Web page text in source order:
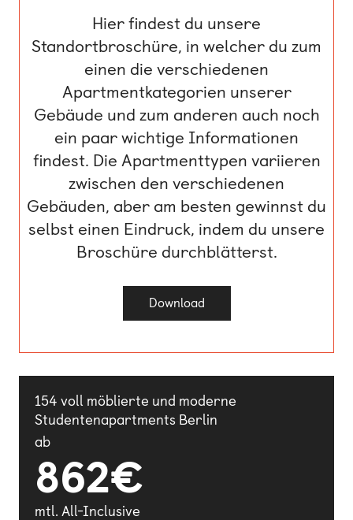
Hier findest du unsere
Standortbroschüre, in welcher du zum
einen die verschiedenen
Apartmentkategorien unserer
Gebäude und zum anderen auch noch
ein paar wichtige Informationen
findest. Die Apartmenttypen variieren
zwischen den verschiedenen
Gebäuden, aber am besten gewinnst du
selbst einen Eindruck, indem du unsere
Broschüre durchblätterst.
Download
154 voll möblierte und moderne
Studentenapartments Berlin
ab
862€
mtl. All-Inclusive